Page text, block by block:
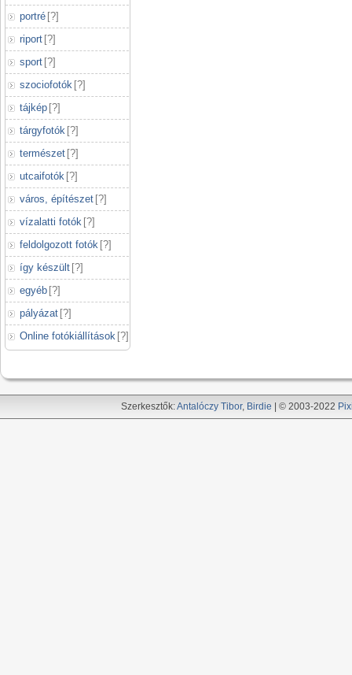
portré [?]
riport [?]
sport [?]
szociofotók [?]
tájkép [?]
tárgyfotók [?]
természet [?]
utcaifotók [?]
város, építészet [?]
vízalatti fotók [?]
feldolgozott fotók [?]
így készült [?]
egyéb [?]
pályázat [?]
Online fotókiállítások [?]
Szerkesztők:Antalóczy Tibor, Birdie | © 2003-2022